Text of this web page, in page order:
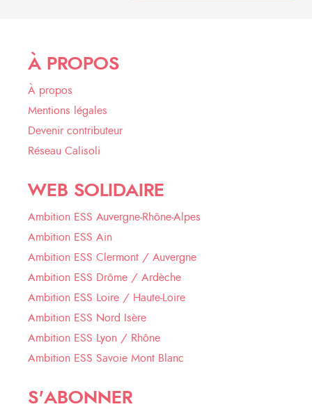
À PROPOS
À propos
Mentions légales
Devenir contributeur
Réseau Calisoli
WEB SOLIDAIRE
Ambition ESS Auvergne-Rhône-Alpes
Ambition ESS Ain
Ambition ESS Clermont / Auvergne
Ambition ESS Drôme / Ardèche
Ambition ESS Loire / Haute-Loire
Ambition ESS Nord Isère
Ambition ESS Lyon / Rhône
Ambition ESS Savoie Mont Blanc
S'ABONNER